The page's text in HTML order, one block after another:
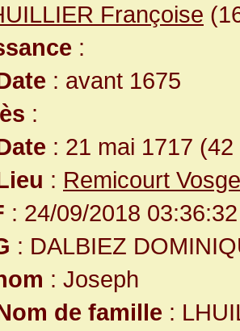
Françoise
:
: avant 1675
:
: 21 mai 1717
: Remicourt
: 24/09/2018 03:36:32
: DALBIEZ
: Joseph
de famille :